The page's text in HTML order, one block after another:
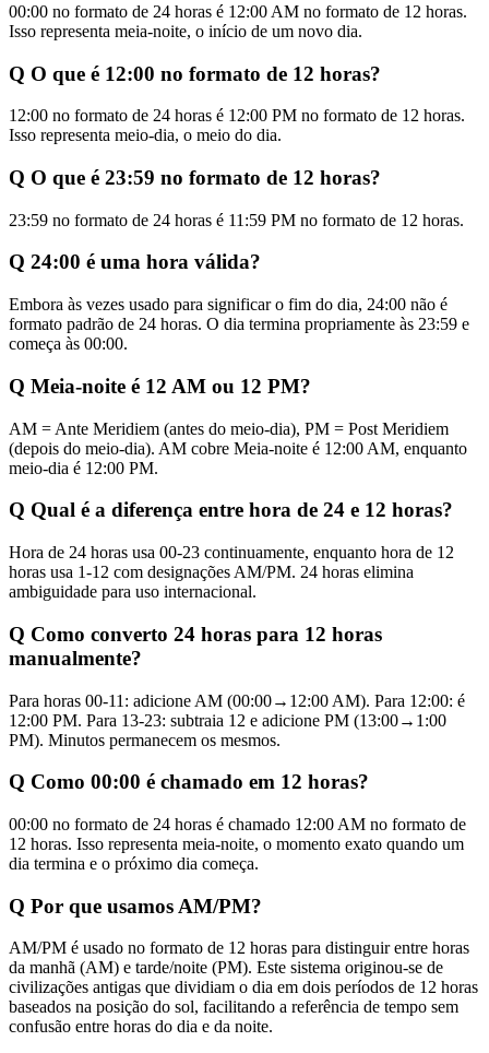
00:00 no formato de 24 horas é 12:00 AM no formato de 12 horas.
Isso representa meia-noite, o início de um novo dia.
Q O que é 12:00 no formato de 12 horas?
12:00 no formato de 24 horas é 12:00 PM no formato de 12 horas.
Isso representa meio-dia, o meio do dia.
Q O que é 23:59 no formato de 12 horas?
23:59 no formato de 24 horas é 11:59 PM no formato de 12 horas.
Q 24:00 é uma hora válida?
Embora às vezes usado para significar o fim do dia, 24:00 não é
formato padrão de 24 horas. O dia termina propriamente às 23:59 e
começa às 00:00.
Q Meia-noite é 12 AM ou 12 PM?
AM = Ante Meridiem (antes do meio-dia), PM = Post Meridiem
(depois do meio-dia). AM cobre Meia-noite é 12:00 AM, enquanto
meio-dia é 12:00 PM.
Q Qual é a diferença entre hora de 24 e 12 horas?
Hora de 24 horas usa 00-23 continuamente, enquanto hora de 12
horas usa 1-12 com designações AM/PM. 24 horas elimina
ambiguidade para uso internacional.
Q Como converto 24 horas para 12 horas
manualmente?
Para horas 00-11: adicione AM (00:00→12:00 AM). Para 12:00: é
12:00 PM. Para 13-23: subtraia 12 e adicione PM (13:00→1:00
PM). Minutos permanecem os mesmos.
Q Como 00:00 é chamado em 12 horas?
00:00 no formato de 24 horas é chamado 12:00 AM no formato de
12 horas. Isso representa meia-noite, o momento exato quando um
dia termina e o próximo dia começa.
Q Por que usamos AM/PM?
AM/PM é usado no formato de 12 horas para distinguir entre horas
da manhã (AM) e tarde/noite (PM). Este sistema originou-se de
civilizações antigas que dividiam o dia em dois períodos de 12 horas
baseados na posição do sol, facilitando a referência de tempo sem
confusão entre horas do dia e da noite.